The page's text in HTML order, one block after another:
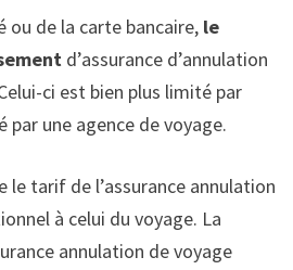
ou de la carte bancaire,le
d’assurance d’annulation
ci est bien plus limité par
par une agence de voyage.
le tarif de l’assurance annulation
à celui du voyage. La
annulation de voyage